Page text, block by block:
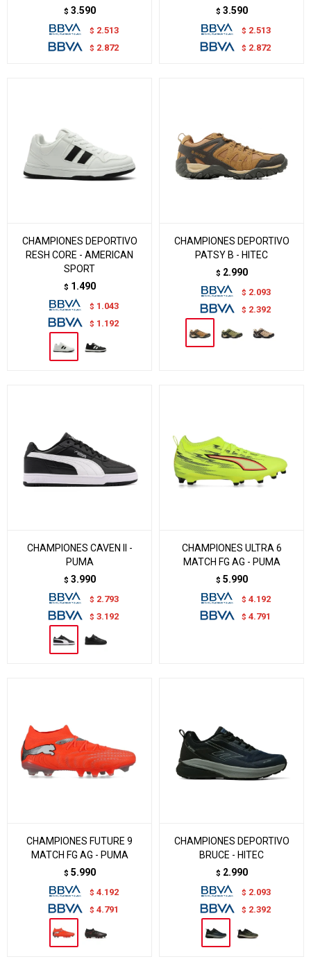
$ 3.590
$ 2.513
$ 2.872
$ 3.590
$ 2.513
$ 2.872
CHAMPIONES DEPORTIVO
RESH CORE - AMERICAN
SPORT
$ 1.490
$ 1.043
$ 1.192
CHAMPIONES DEPORTIVO
PATSY B - HITEC
$ 2.990
$ 2.093
$ 2.392
CHAMPIONES CAVEN II -
PUMA
$ 3.990
$ 2.793
$ 3.192
CHAMPIONES ULTRA 6
MATCH FG AG - PUMA
$ 5.990
$ 4.192
$ 4.791
CHAMPIONES FUTURE 9
MATCH FG AG - PUMA
$ 5.990
$ 4.192
$ 4.791
CHAMPIONES DEPORTIVO
BRUCE - HITEC
$ 2.990
$ 2.093
$ 2.392